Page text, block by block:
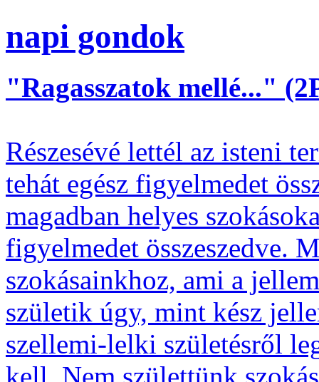
napi gondok
"Ragasszatok mellé..."
Részesévé lettél az isteni
tehát egész figyelmedet
magadban helyes
figyelmedet összeszedve.
szokásainkhoz, ami a
születik úgy, mint kész
szellemi-lelki születésről
kell. Nem születtünk